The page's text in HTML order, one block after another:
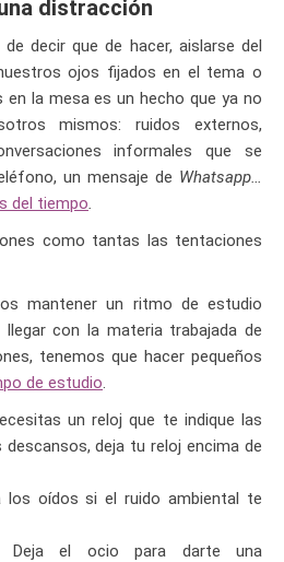
distracción
decir que de hacer, aislarse del
ojos fijados en el tema o
la mesa es un hecho que ya no
mismos: ruidos externos,
informales que se
un mensaje de Whatsapp…
del tiempo.
como tantas las tentaciones
mantener un ritmo de estudio
con la materia trabajada de
tenemos que hacer pequeños
de estudio.
un reloj que te indique las
deja tu reloj encima de
los oídos si el ruido ambiental te
Deja el ocio para darte una